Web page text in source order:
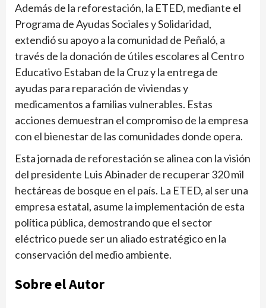
Además de la reforestación, la ETED, mediante el
Programa de Ayudas Sociales y Solidaridad,
extendió su apoyo a la comunidad de Peñaló, a
través de la donación de útiles escolares al Centro
Educativo Estaban de la Cruz y la entrega de
ayudas para reparación de viviendas y
medicamentos a familias vulnerables. Estas
acciones demuestran el compromiso de la empresa
con el bienestar de las comunidades donde opera.
Esta jornada de reforestación se alinea con la visión
del presidente Luis Abinader de recuperar 320 mil
hectáreas de bosque en el país. La ETED, al ser una
empresa estatal, asume la implementación de esta
política pública, demostrando que el sector
eléctrico puede ser un aliado estratégico en la
conservación del medio ambiente.
Sobre el Autor